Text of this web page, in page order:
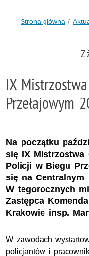
Strona główna
Z
IX
Przełajowym
Na początku
się IX Mistrzostwa
Policji w Biegu
się na Centralnym
W tegorocznych
Zastępca
Krakowie insp.
W zawodach
policjantów i